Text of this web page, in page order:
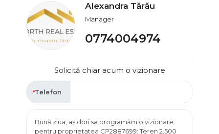
Alexandra Tărău
Manager
0774004974
Solicită chiar acum o vizionare
Telefon